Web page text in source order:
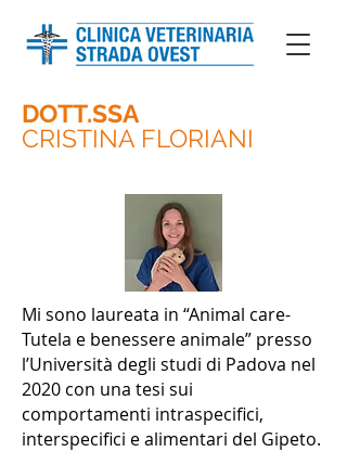
DOTT.SSA
CRISTINA FLORIANI
Mi sono laureata in “Animal care-
Tutela e benessere animale” presso
l’Università degli studi di Padova nel
2020 con una tesi sui
comportamenti intraspecifici,
interspecifici e alimentari del Gipeto.